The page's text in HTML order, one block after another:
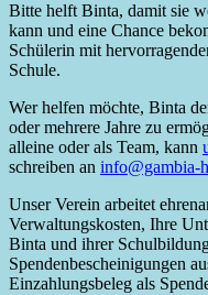
Bitte helft Binta, damit sie
kann und eine Chance
Schülerin mit
Schule.
Wer helfen möchte, Binta
oder mehrere Jahre zu
alleine oder als Team, kann
schreiben an info@gambia-
Unser Verein arbeitet
Verwaltungskosten, Ihre
Binta und ihrer
Spendenbescheinigungen
Einzahlungsbeleg als